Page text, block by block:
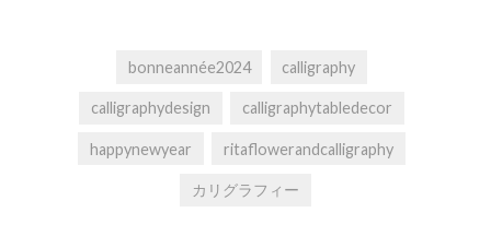
bonneannée2024 calligraphy
calligraphydesign calligraphytabledecor
happynewyear ritaflowerandcalligraphy
カリグラフィー